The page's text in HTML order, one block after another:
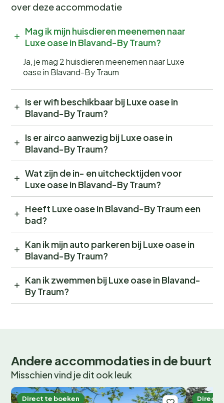
over deze accommodatie
Mag ik mijn huisdieren meenemen naar
Luxe oase in Blavand-By Traum?
Ja, je mag 2 huisdieren meenemen naar Luxe
oase in Blavand-By Traum
Is er wifi beschikbaar bij Luxe oase in
Blavand-By Traum?
Is er airco aanwezig bij Luxe oase in
Blavand-By Traum?
Wat zijn de in- en uitchecktijden voor
Luxe oase in Blavand-By Traum?
Heeft Luxe oase in Blavand-By Traum een
bad?
Kan ik mijn auto parkeren bij Luxe oase in
Blavand-By Traum?
Kan ik zwemmen bij Luxe oase in Blavand-
By Traum?
Andere accommodaties in de buurt
Misschien vind je dit ook leuk
Direct te boeken Direct